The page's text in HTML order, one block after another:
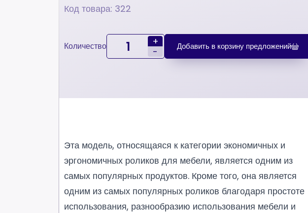
Код товара: 322
Количество
+
-
Добавить в корзину предложений
Эта модель, относящаяся к категории экономичных и
эргономичных роликов для мебели, является одним из
самых популярных продуктов. Кроме того, она является
одним из самых популярных роликов благодаря простоте
использования, разнообразию использования мебели и